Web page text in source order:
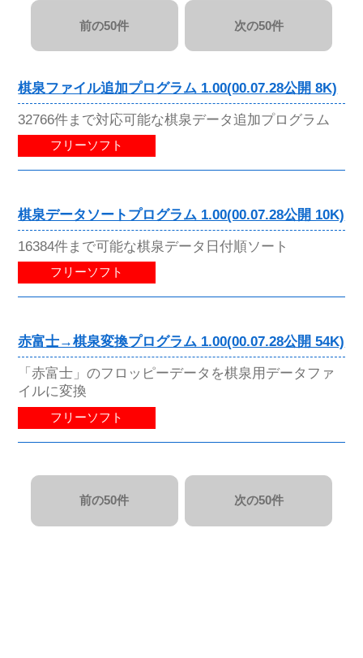
前の50件 次の50件
棋泉ファイル追加プログラム 1.00(00.07.28公開 8K)
32766件まで対応可能な棋泉データ追加プログラム
フリーソフト
棋泉データソートプログラム 1.00(00.07.28公開 10K)
16384件まで可能な棋泉データ日付順ソート
フリーソフト
赤富士→棋泉変換プログラム 1.00(00.07.28公開 54K)
「赤富士」のフロッピーデータを棋泉用データファ
イルに変換
フリーソフト
前の50件 次の50件